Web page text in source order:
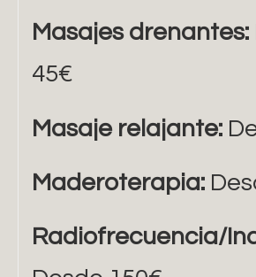
Masajes drenantes:
45€
Masaje relajante:
Maderoterapia:
Radiofrecuencia/